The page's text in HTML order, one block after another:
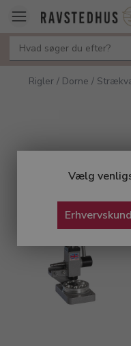
Vælg
Rigler / Dorne /